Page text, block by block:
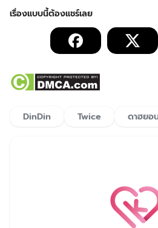
DinDin Twice ดาฮยอ